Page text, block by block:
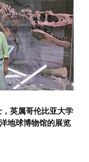
英属哥伦比亚大学
地球博物馆的展览